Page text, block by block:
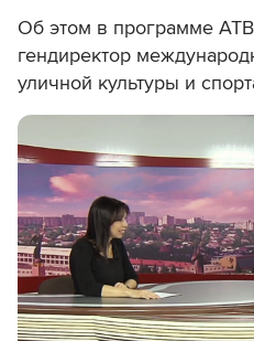
Об этом в программе АТВ
гендиректор
уличной культуры и